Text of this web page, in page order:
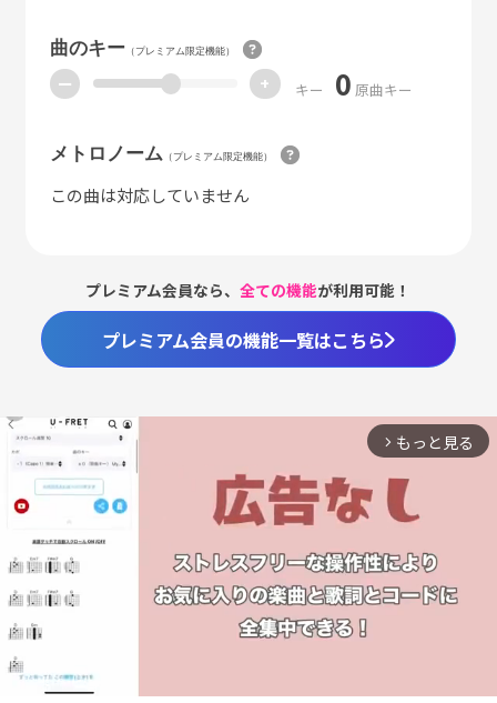
曲のキー（プレミアム限定機能）
ー + キー 0 原曲キー
メトロノーム （プレミアム限定機能）
この曲は対応していません
プレミアム会員なら、全ての機能が利用可能！
プレミアム会員の機能一覧はこちら
arrow_forward_ios もっと見る